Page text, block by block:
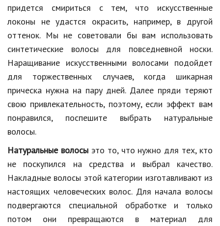
придется смириться с тем, что искусственные
локоны не удастся окрасить, например, в другой
оттенок. Мы не советовали бы вам использовать
синтетические волосы для повседневной носки.
Наращивание искусственными волосами подойдет
для торжественных случаев, когда шикарная
прическа нужна на пару дней. Далее пряди теряют
свою привлекательность, поэтому, если эффект вам
понравился, поспешите выбрать натуральные
волосы.
Натуральные волосыэто то, что нужно для тех, кто
не поскупился на средства и выбрал качество.
Накладные волосы этой категории изготавливают из
настоящих человеческих волос. Для начала волосы
подвергаются специальной обработке и только
потом они превращаются в материал для